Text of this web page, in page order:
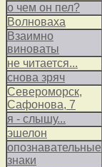
о чем он пел?
Волноваха
Взаимно
виноваты
не читается...
снова зряч
Североморск,
Сафонова, 7
я - слышу...
эшелон
опознавательные
знаки